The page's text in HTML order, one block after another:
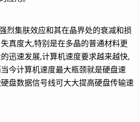
集肤效应和其在晶界处的衰减和损
真度大,特别是在多晶的普通材料更
迅速发展,计算机速度要求越来越快,
今计算机速度最大瓶颈就是硬盘速
盘数据信号线可大大提高硬盘传输速